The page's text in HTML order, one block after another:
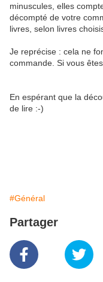
minuscules, elles
décompté de votre
livres, selon livres
Je reprécise : cela ne
commande. Si vous
En espérant que la
de lire :-)
#Général
Partager